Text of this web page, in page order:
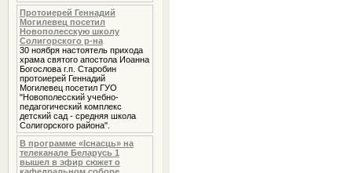
Протоиерей Геннадий
Могилевец посетил
Новополесскую школу
Солигорского р-на
30 ноября настоятель прихода
храма святого апостола Иоанна
Богослова г.п. Старобин
протоиерей Геннадий
Могилевец посетил ГУО
"Новополесский учебно-
педагогический комплекс
детский сад - средняя школа
Солигорского района".
В программе «Iснасць» на
телеканале Беларусь 1
вышел в эфир сюжет о